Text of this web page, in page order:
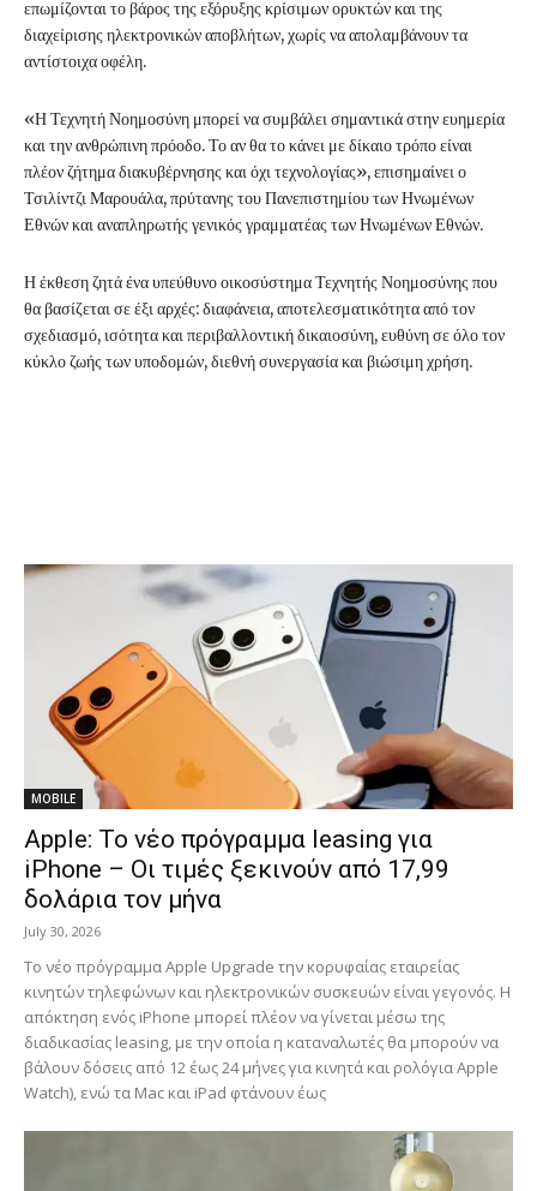
επωμίζονται το βάρος της εξόρυξης κρίσιμων ορυκτών και της
διαχείρισης ηλεκτρονικών αποβλήτων, χωρίς να απολαμβάνουν τα
αντίστοιχα οφέλη.
«Η Τεχνητή Νοημοσύνη μπορεί να συμβάλει σημαντικά στην ευημερία
και την ανθρώπινη πρόοδο. Το αν θα το κάνει με δίκαιο τρόπο είναι
πλέον ζήτημα διακυβέρνησης και όχι τεχνολογίας», επισημαίνει ο
Τσιλίντζι Μαρουάλα, πρύτανης του Πανεπιστημίου των Ηνωμένων
Εθνών και αναπληρωτής γενικός γραμματέας των Ηνωμένων Εθνών.
Η έκθεση ζητά ένα υπεύθυνο οικοσύστημα Τεχνητής Νοημοσύνης που
θα βασίζεται σε έξι αρχές: διαφάνεια, αποτελεσματικότητα από τον
σχεδιασμό, ισότητα και περιβαλλοντική δικαιοσύνη, ευθύνη σε όλο τον
κύκλο ζωής των υποδομών, διεθνή συνεργασία και βιώσιμη χρήση.
MOBILE
Apple: Το νέο πρόγραμμα leasing για
iPhone – Οι τιμές ξεκινούν από 17,99
δολάρια τον μήνα
July 30, 2026
Το νέο πρόγραμμα Apple Upgrade την κορυφαίας εταιρείας
κινητών τηλεφώνων και ηλεκτρονικών συσκευών είναι γεγονός. Η
απόκτηση ενός iPhone μπορεί πλέον να γίνεται μέσω της
διαδικασίας leasing, με την οποία η καταναλωτές θα μπορούν να
βάλουν δόσεις από 12 έως 24 μήνες για κινητά και ρολόγια Apple
Watch), ενώ τα Mac και iPad φτάνουν έως